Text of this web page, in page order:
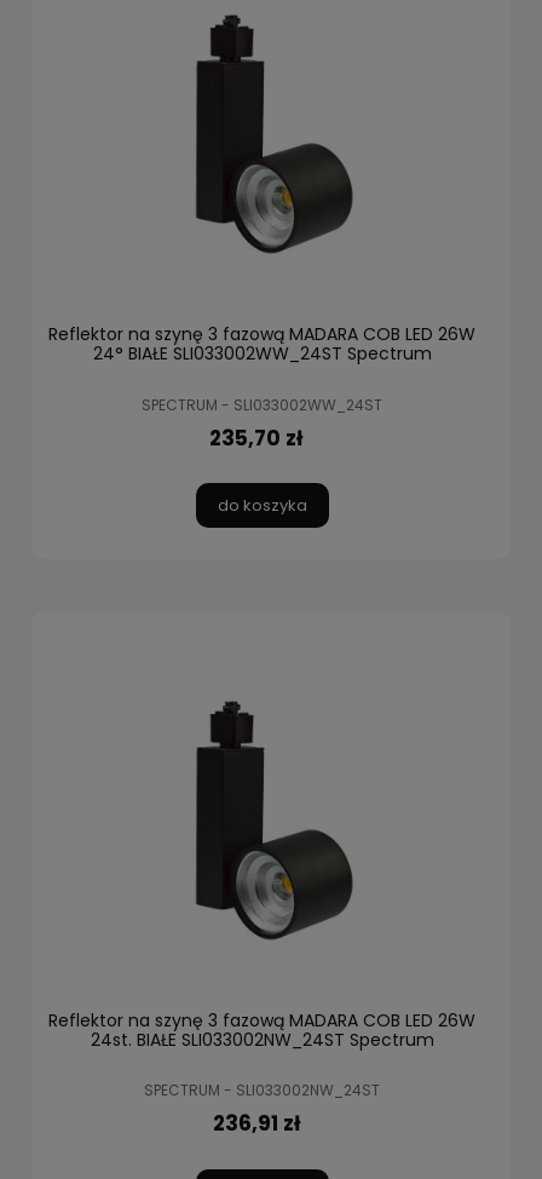
Reflektor na szynę 3 fazową MADARA COB LED 26W
24° BIAŁE SLI033002WW_24ST Spectrum
SPECTRUM - SLI033002WW_24ST
235,70 zł
do koszyka
Reflektor na szynę 3 fazową MADARA COB LED 26W
24st. BIAŁE SLI033002NW_24ST Spectrum
SPECTRUM - SLI033002NW_24ST
236,91 zł